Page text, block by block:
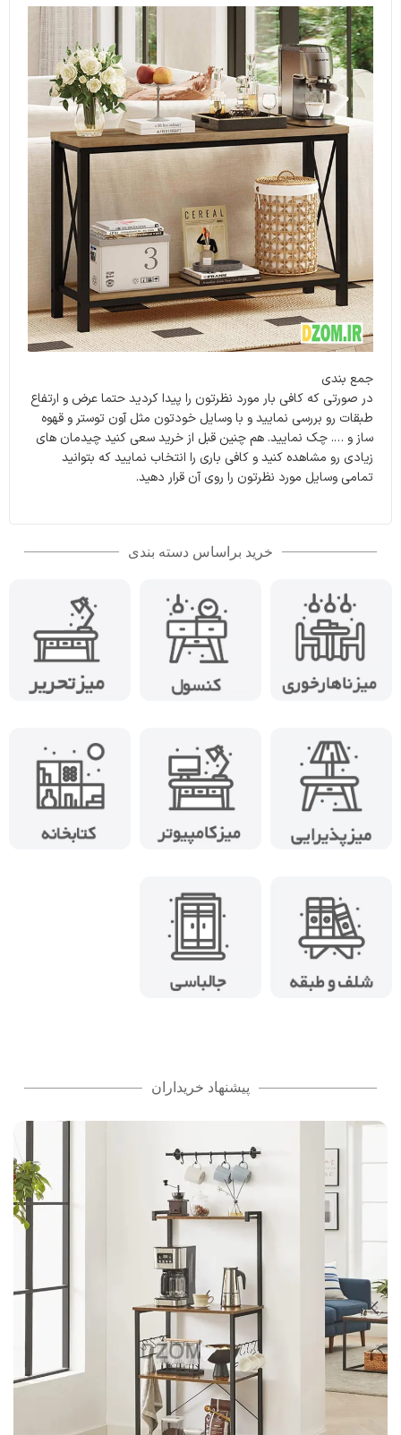
جمع بندی
در صورتی که کافی بار مورد نظرتون را پیدا کردید حتما عرض و ارتفاع
طبقات رو بررسی نمایید و با وسایل خودتون مثل آون توستر و قهوه
ساز و …. چک نمایید. هم چنین قبل از خرید سعی کنید چیدمان های
زیادی رو مشاهده کنید و کافی باری را انتخاب نمایید که بتوانید
تمامی وسایل مورد نظرتون را روی آن قرار دهید.
خرید براساس دسته بندی
پیشنهاد خریداران